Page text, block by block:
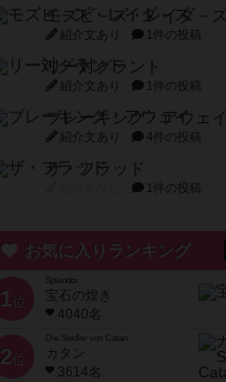
モズビ－ズ・レイダ－ズ
紹介文あり 1件の投稿
リー対グラント
紹介文あり 1件の投稿
ブレーキング・アウェイ
紹介文あり 4件の投稿
ザ・フラッド
1件の投稿
お気に入りランキング
1 位
宝石の煌き
4040名
2 位
Die Siedler von Catan
カタン
3614名